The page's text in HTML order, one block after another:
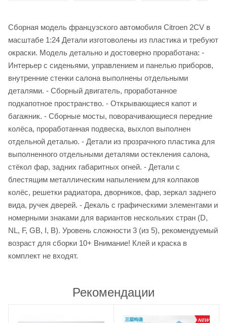
Сборная модель французского автомобиля Citroen 2CV в
масштабе 1:24 Детали изготоволены из пластика и требуют
окраски. Модель детально и достоверно проработана: -
Интерьер с сиденьями, управлением и панелью приборов,
внутренние стенки салона выполнены отдельными
деталями. - Сборный двигатель, проработанное
подкапотное пространство. - Открывающиеся капот и
багажник. - Сборные мосты, поворачивающиеся передние
колёса, проработанная подвеска, выхлоп выполнен
отдельной деталью. - Детали из прозрачного пластика для
выполненного отдельными деталями остекления салона,
стёкол фар, задних габаритных огней. - Детали с
блестящим металлическим напылением для колпаков
колёс, решетки радиатора, дворников, фар, зеркал заднего
вида, ручек дверей. - Декаль с графическими элементами и
номерными знаками для вариантов нескольких стран (D,
NL, F, GB, I, B). Уровень сложности 3 (из 5), рекомендуемый
возраст для сборки 10+ Внимание! Клей и краска в
комплект не входят.
Рекомендации